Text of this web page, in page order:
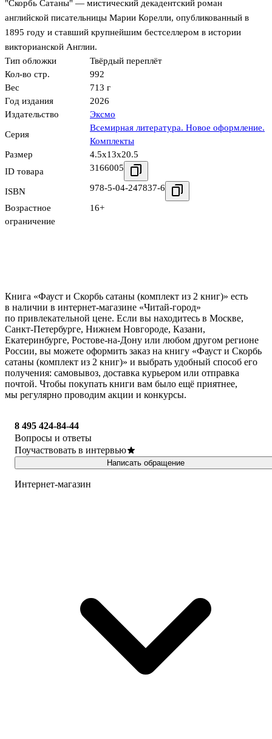
"Скорбь Сатаны" — мистический декадентский роман
английской писательницы Марии Корелли, опубликованный в
1895 году и ставший крупнейшим бестселлером в истории
викторианской Англии.
Тип обложки
Твёрдый переплёт
Кол-во стр.
992
Вес
713 г
Год издания
2026
Издательство
Эксмо
Серия
Всемирная литература. Новое оформление.
Комплекты
Размер
4.5x13x20.5
ID товара
3166005
ISBN 978-5-04-247837-6
Возрастное
ограничение
16+
Книга «Фауст и Скорбь сатаны (комплект из 2 книг)» есть
в наличии в интернет-магазине «Читай-город»
по привлекательной цене. Если вы находитесь в Москве,
Санкт-Петербурге, Нижнем Новгороде, Казани,
Екатеринбурге, Ростове-на-Дону или любом другом регионе
России, вы можете оформить заказ на книгу «Фауст и Скорбь
сатаны (комплект из 2 книг)» и выбрать удобный способ его
получения: самовывоз, доставка курьером или отправка
почтой. Чтобы покупать книги вам было ещё приятнее,
мы регулярно проводим акции и конкурсы.
8 495 424-84-44
Вопросы и ответы
Поучаствовать в интервью
Написать обращение
Интернет-магазин